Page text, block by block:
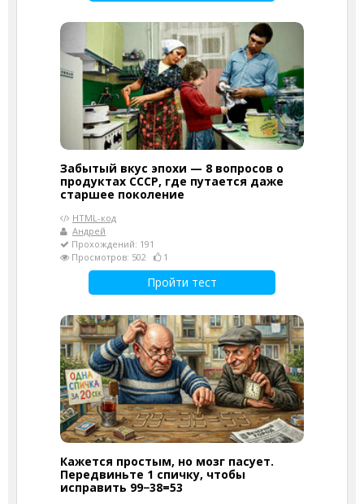
Забытый вкус эпохи — 8 вопросов о
продуктах СССР, где путается даже
старшее поколение
HTML-код
Андрей
Прохождений: 191
Просмотров: 502
1
Пройти тест
Кажется простым, но мозг пасует.
Передвиньте 1 спичку, чтобы
исправить 99−38=53